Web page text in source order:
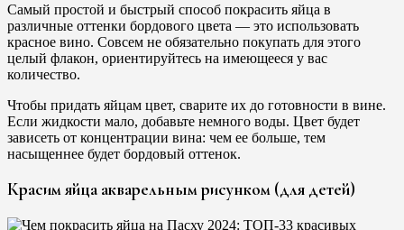
Самый простой и быстрый способ покрасить яйца в
различные оттенки бордового цвета — это использовать
красное вино. Совсем не обязательно покупать для этого
целый флакон, ориентируйтесь на имеющееся у вас
количество.
Чтобы придать яйцам цвет, сварите их до готовности в вине.
Если жидкости мало, добавьте немного воды. Цвет будет
зависеть от концентрации вина: чем ее больше, тем
насыщеннее будет бордовый оттенок.
Красим яйца акварельным рисунком (для детей)